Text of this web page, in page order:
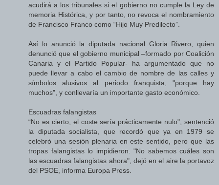
acudirá a los tribunales si el gobierno no cumple la Ley de
memoria Histórica, y por tanto, no revoca el nombramiento
de Francisco Franco como “Hijo Muy Predilecto”.
Así lo anunció la diputada nacional Gloria Rivero, quien
denunció que el gobierno municipal –formado por Coalición
Canaria y el Partido Popular- ha argumentado que no
puede llevar a cabo el cambio de nombre de las calles y
símbolos alusivos al periodo franquista, "porque hay
muchos", y conllevaría un importante gasto económico.
Escuadras falangistas
“No es cierto, el coste sería prácticamente nulo", sentenció
la diputada socialista, que recordó que ya en 1979 se
celebró una sesión plenaria en este sentido, pero que las
tropas falangistas lo impidieron. "No sabemos cuáles son
las escuadras falangistas ahora", dejó en el aire la portavoz
del PSOE, informa Europa Press.